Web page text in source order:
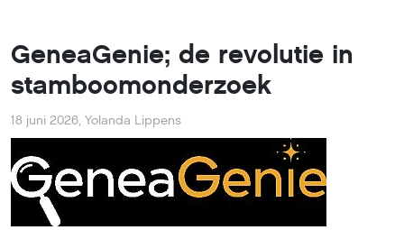
GeneaGenie; de revolutie in
stamboomonderzoek
18 juni 2026, Yolanda Lippens